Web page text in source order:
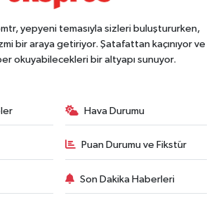
yepyeni temasıyla sizleri buluştururken,
bir araya getiriyor. Şatafattan kaçınıyor ve
okuyabilecekleri bir altyapı sunuyor.
Hava Durumu
Puan Durumu ve Fikstür
Son Dakika Haberleri